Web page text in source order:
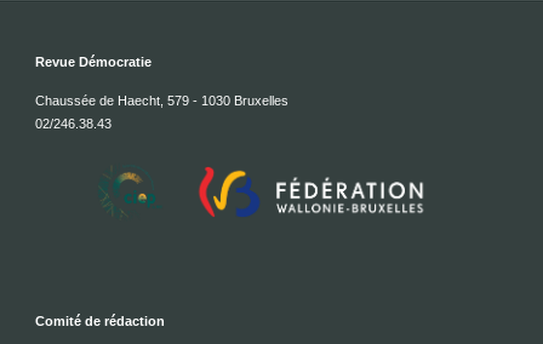
Revue Démocratie
Chaussée de Haecht, 579 - 1030 Bruxelles
02/246.38.43
Comité de rédaction